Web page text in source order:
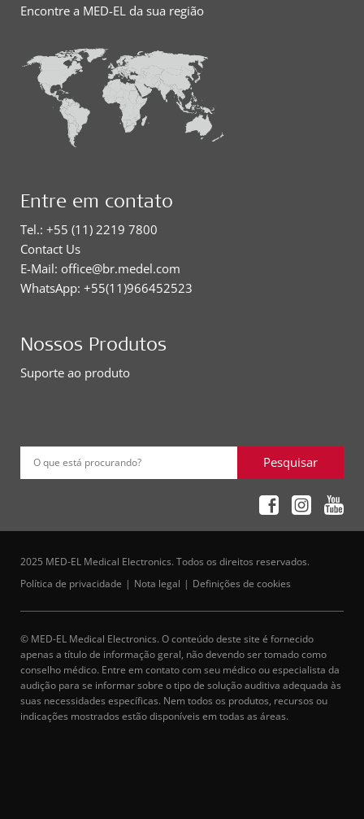
Encontre a MED-EL da sua região
Entre em contato
Tel.: +55 (11) 2219 7800
Contact Us
E-Mail: office@br.medel.com
WhatsApp: +55(11)966452523
Nossos Produtos
Suporte ao produto
O que está procurando? Pesquisar
2025 MED-EL Medical Electronics. Todos os direitos reservados.
Política de privacidade
Nota legal Definições de cookies
© MED-EL Medical Electronics. O conteúdo deste site é fornecido
apenas a título de informação geral, não devendo ser tomado como
conselho médico. Entre em contato com seu médico ou especialista da
audição para se informar sobre o tipo de solução auditiva adequada às
suas necessidades específicas. Nem todos os produtos, recursos ou
indicações mostrados estão disponíveis em todas as áreas.